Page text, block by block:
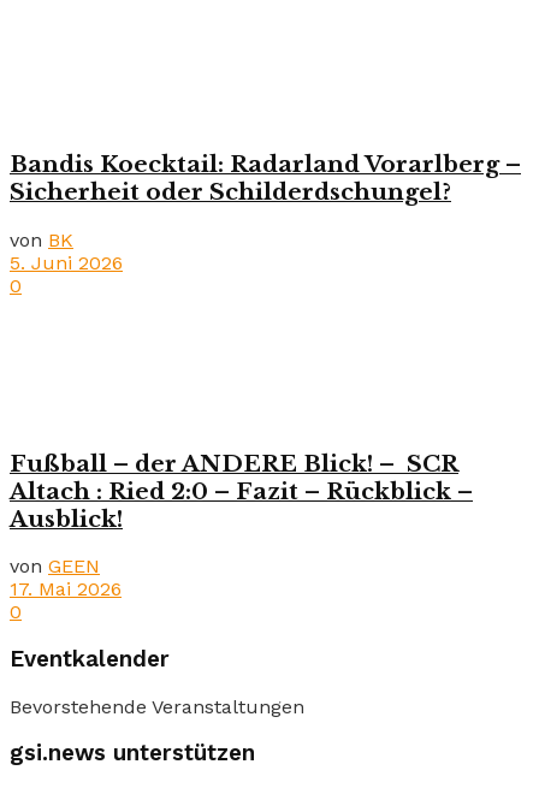
Bandis Koecktail: Radarland Vorarlberg –
Sicherheit oder Schilderdschungel?
von BK
5. Juni 2026
0
Fußball – der ANDERE Blick! – SCR
Altach : Ried 2:0 – Fazit – Rückblick –
Ausblick!
von GEEN
17. Mai 2026
0
Eventkalender
Bevorstehende Veranstaltungen
gsi.news unterstützen